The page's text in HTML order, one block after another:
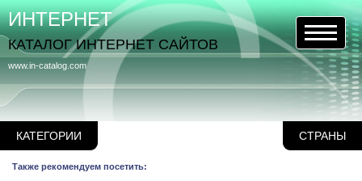
КАТЕГОРИИ СТРАНЫ
www.in-catalog.com
ИНТЕРНЕТ
КАТАЛОГ ИНТЕРНЕТ САЙТОВ
Также рекомендуем посетить: